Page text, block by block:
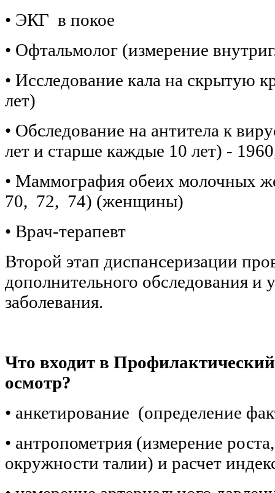
• ЭКГ в покое
• Офтальмолог (измерение
• Исследование кала на скрытую
лет)
• Обследование на антитела к
лет и старше каждые 10 лет) -
• Маммография обеих молочных
70, 72, 74) (женщины)
• Врач-терапевт
Второй этап диспансеризации
дополнительного обследования и
заболевания.
Что входит в
осмотр?
• анкетирование (определение
• антропометрия (измерение
окружности талии) и расчет